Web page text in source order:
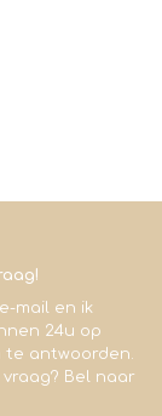
mail en ik
24u op
te antwoorden.
vraag? Bel naar